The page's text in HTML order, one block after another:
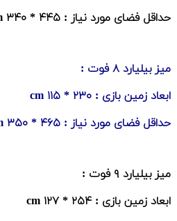
حداقل فضای مورد نیاز : ۴۴۵ * ۳۴۰ cm
میز بیلیارد ۸ فوت :
ابعاد زمین بازی : ۲۳۰ * ۱۱۵ cm
حداقل فضای مورد نیاز : ۴۶۵ * ۳۵۰ cm
میز بیلیارد ۹ فوت :
ابعاد زمین بازی : ۲۵۴ * ۱۲۷ cm